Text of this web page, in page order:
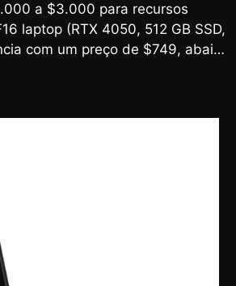
a $3.000 para recursos
laptop (RTX 4050, 512 GB SSD,
com um preço de $749, abaixo